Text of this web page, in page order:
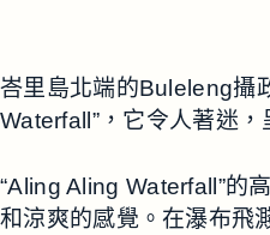
峇里島北端的Buleleng攝
Waterfall”，它令人著迷
“Aling Aling Waterfall”的
和涼爽的感覺。在瀑布飛